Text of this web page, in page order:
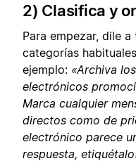
2) Clasifica y
Para empezar, dile
categorías
ejemplo: «Archiva
electrónicos
Marca cualquier
directos como de
electrónico parece
respuesta,